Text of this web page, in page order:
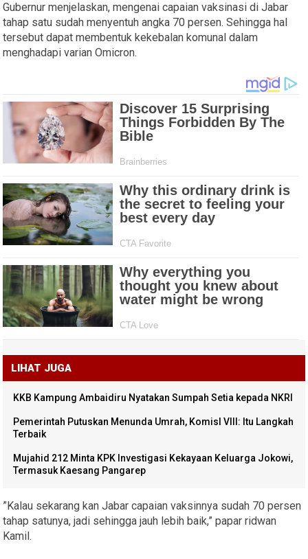
Gubernur menjelaskan, mengenai capaian vaksinasi di Jabar
tahap satu sudah menyentuh angka 70 persen. Sehingga hal
tersebut dapat membentuk kekebalan komunal dalam
menghadapi varian Omicron.
LIHAT JUGA
KKB Kampung Ambaidiru Nyatakan Sumpah Setia kepada NKRI
Pemerintah Putuskan Menunda Umrah, KomisI VIII: Itu Langkah
Terbaik
Mujahid 212 Minta KPK Investigasi Kekayaan Keluarga Jokowi,
Termasuk Kaesang Pangarep
”Kalau sekarang kan Jabar capaian vaksinnya sudah 70 persen
tahap satunya, jadi sehingga jauh lebih baik,” papar ridwan
Kamil.